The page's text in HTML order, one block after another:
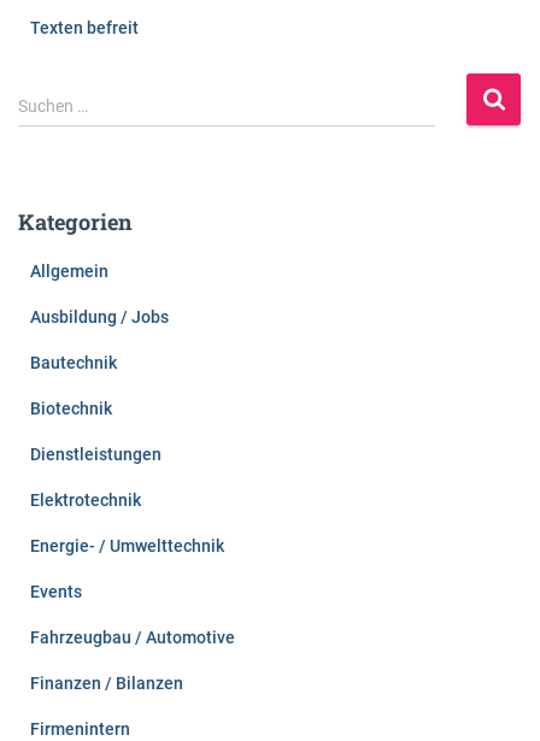
Texten befreit
S
u
n
Suchen …
Kategorien
Allgemein
Ausbildung / Jobs
Bautechnik
Biotechnik
Dienstleistungen
Elektrotechnik
Energie- / Umwelttechnik
Events
Fahrzeugbau / Automotive
Finanzen / Bilanzen
Firmenintern